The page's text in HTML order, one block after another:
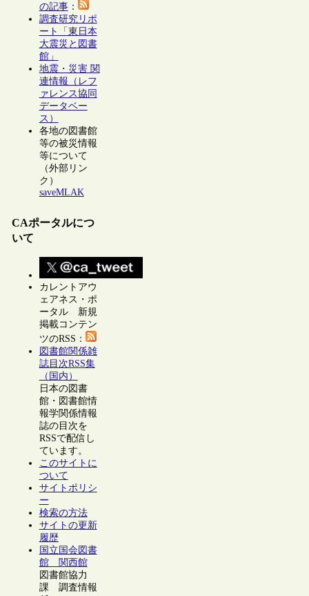
の記事：
調査研究リポ
ート「東日本
大震災と図書
館」
地震・災害 関
連情報（レフ
ァレンス協同
データベー
ス）
各地の図書館
等の被災情報
等について
（外部リン
ク）
saveMLAK
CAポータルにつ
いて
カレントアウ
ェアネス・ポ
ータル 新規
掲載コンテン
ツのRSS：
図書館関係雑
誌目次RSS集
（国内）
日本の図書
館・図書館情
報学関係情報
誌の目次を
RSSで配信し
ています。
このサイトに
ついて
サイトポリシ
ー
検索の方法
サイトの更新
履歴
国立国会図書
館 関西館
図書館協力
課 調査情報